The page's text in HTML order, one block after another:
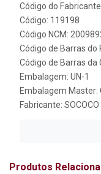
Código do
Código: 119198
Código NCM:
Código de Barras
Código de Barras
Embalagem: UN-1
Embalagem Master:
Fabricante:
Produtos